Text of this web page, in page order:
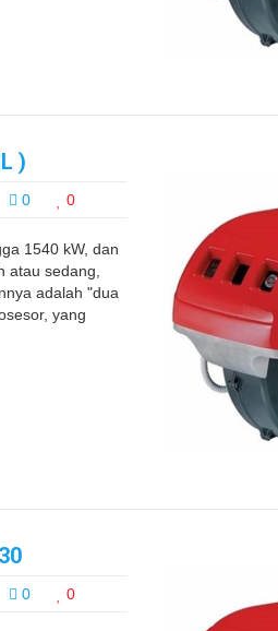
)
0 0
1540 kW, dan
atau sedang,
adalah "dua
yang
0 0